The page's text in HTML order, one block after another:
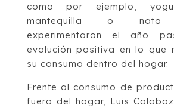
como por ejemplo,
mantequilla o nata
experimentaron el año
evolución positiva en lo que
su consumo dentro del hogar.
Frente al consumo de
fuera del hogar, Luis